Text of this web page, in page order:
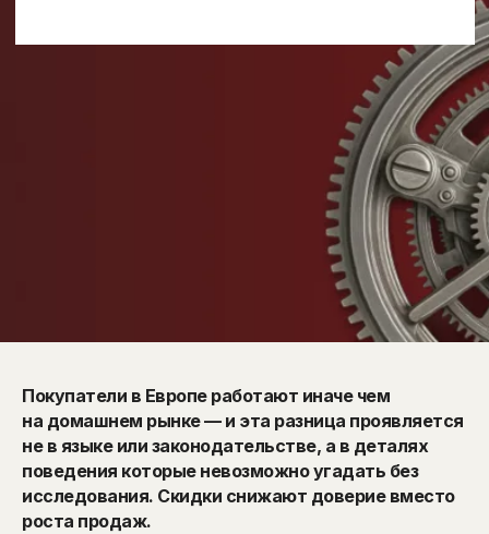
Покупатели в Европе работают иначе чем
на домашнем рынке — и эта разница проявляется
не в языке или законодательстве, а в деталях
поведения которые невозможно угадать без
исследования. Скидки снижают доверие вместо
роста продаж.